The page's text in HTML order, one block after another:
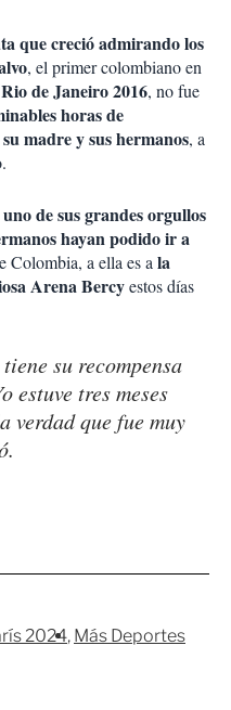
que creció admirando los
, el primer colombiano en
de Janeiro 2016, no fue
horas de
madre y sus hermanos, a
uno de sus grandes orgullos
hayan podido ir a
Colombia, a ella es ala
Arena Bercyestos días
su recompensa
estuve tres meses
verdad que fue muy
2024 Más Deportes